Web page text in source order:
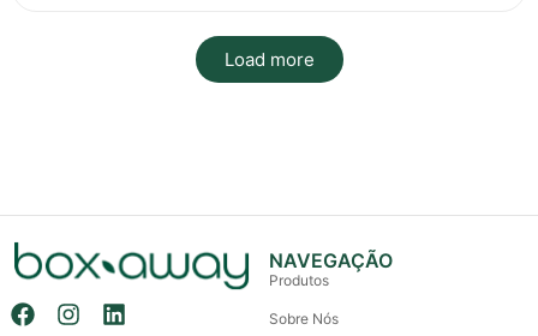
Load more
NAVEGAÇÃO
Produtos
Sobre Nós